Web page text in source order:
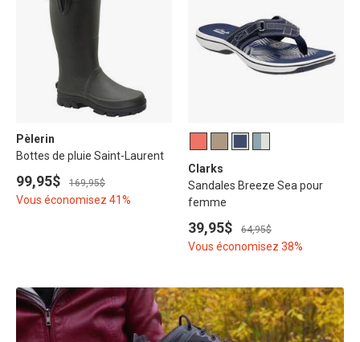
Pèlerin
Bottes de pluie Saint-Laurent
99,95$ 169,95$
Vous économisez 41%
Clarks
Sandales Breeze Sea pour
femme
39,95$ 64,95$
Vous économisez 38%